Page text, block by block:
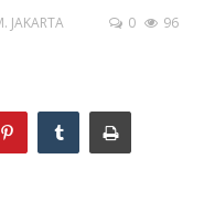
JAKARTA
0 96